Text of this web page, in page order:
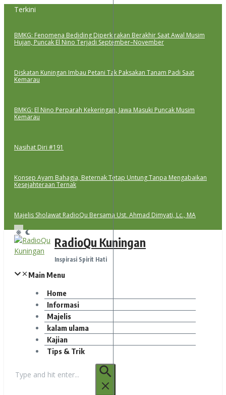
Lewati
Terkini
BMKG: Fenomena Bediding Diperkirakan Berakhir Saat Awal Musim
Hujan, Puncak El Nino Terjadi September–November
Diskatan Kuningan Imbau Petani Tak Paksakan Tanam Padi Saat
Kemarau
BMKG: El Nino Perparah Kekeringan, Jawa Masuki Puncak Musim
Kemarau
Nasihat Diri #191
Konsep Ayam Bahagia, Beternak Tetap Untung Tanpa Mengabaikan
Kesejahteraan Ternak
Majelis Sholawat RadioQu Bersama Ust. Ahmad Dimyati, Lc., MA
RadioQu Kuningan
Inspirasi Spirit Hati
Main Menu
Home
Informasi
Majelis
kalam ulama
Kajian
Tips & Trik
untuk: